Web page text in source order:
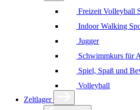
Freizeit Volleyball
Indoor Walking
Jugger
Schwimmkurs für
Spiel, Spaß und
Volleyball
Zeltlager